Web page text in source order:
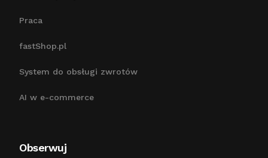
Praca
fastShop.pl
System do obsługi zwrotów
AI w e-commerce
Obserwuj